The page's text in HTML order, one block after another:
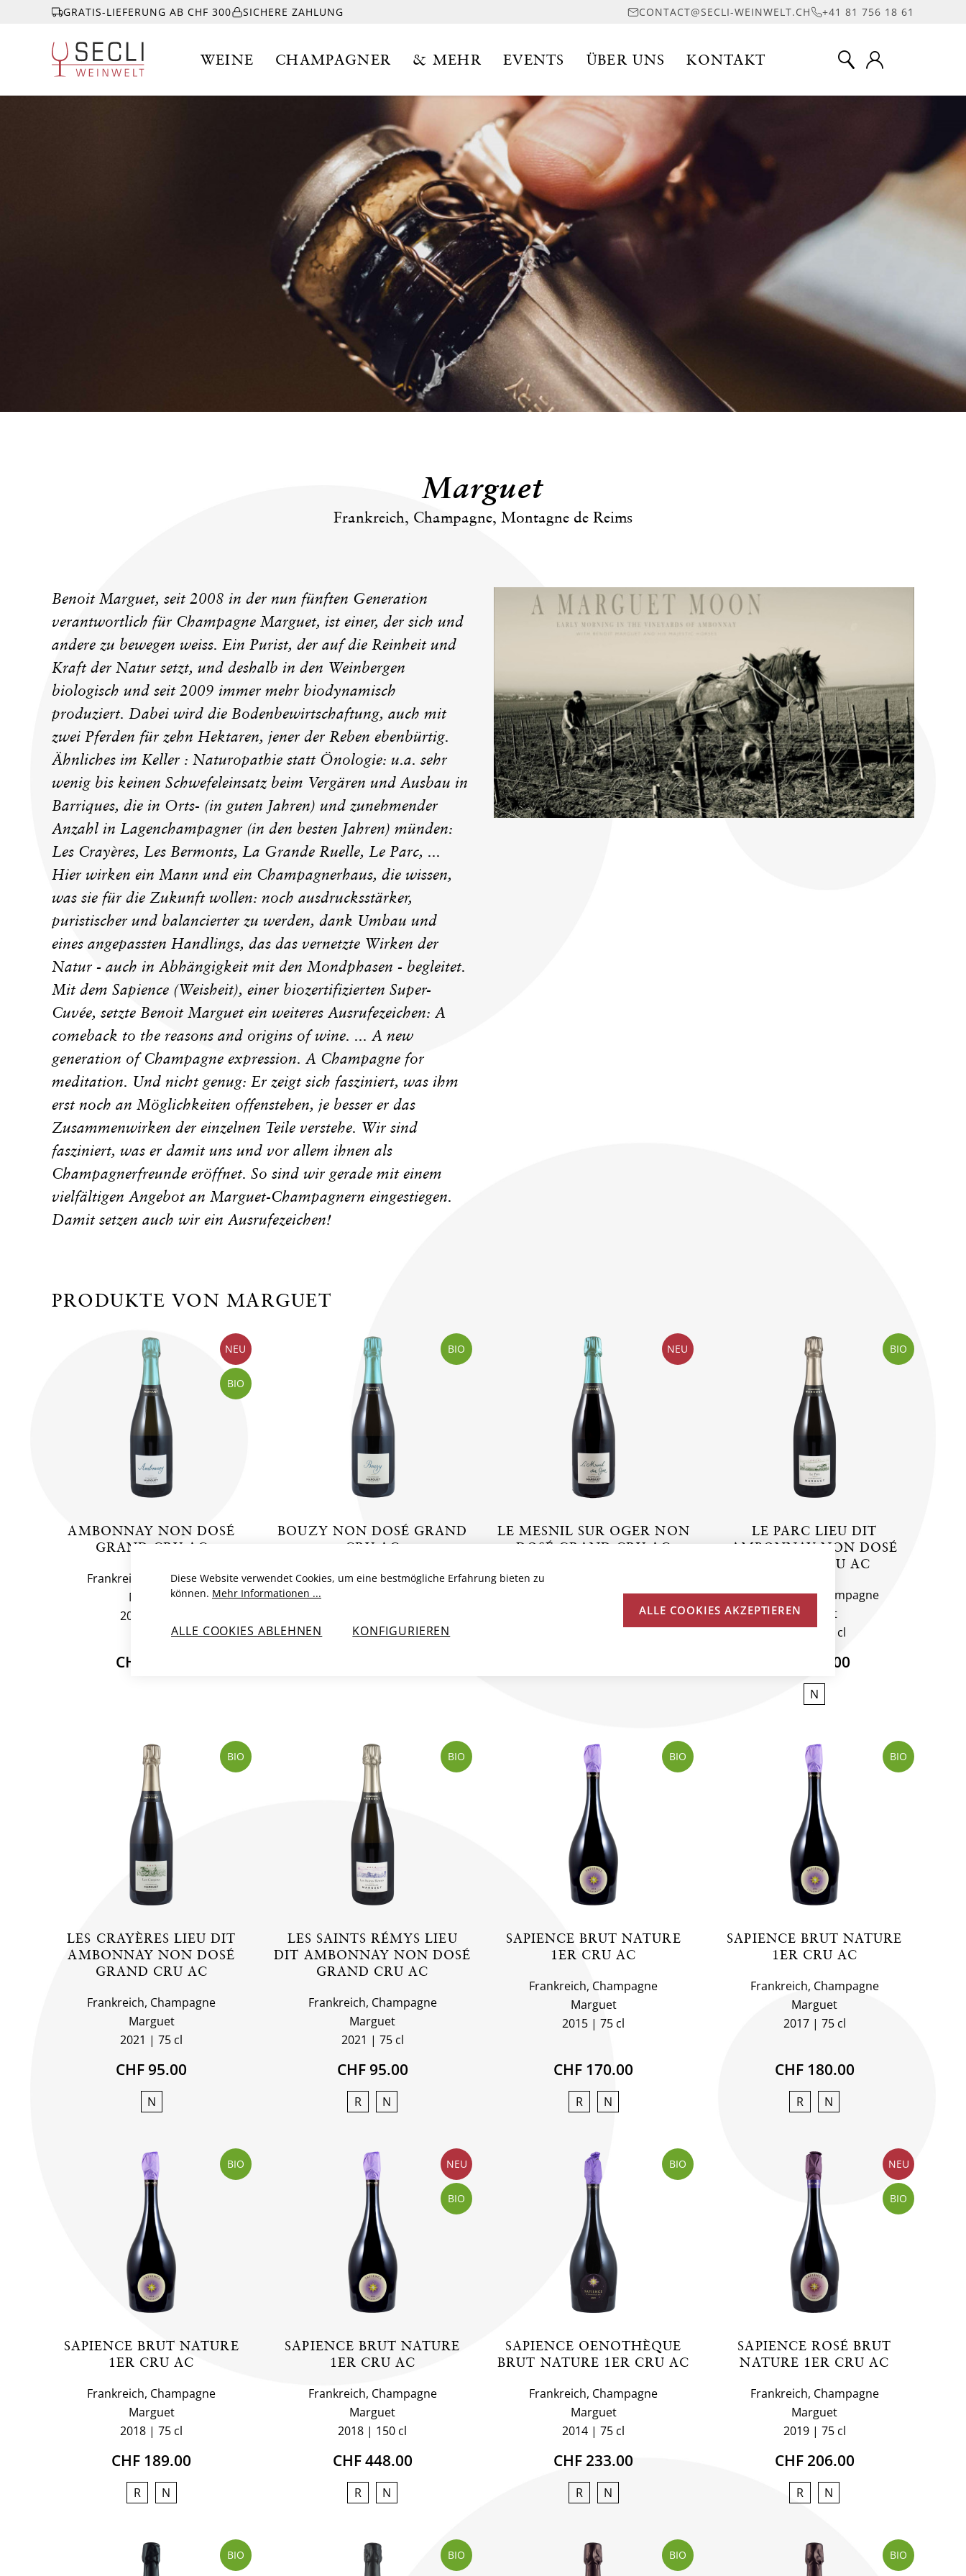
GRATIS-LIEFERUNG AB CHF 300 SICHERE ZAHLUNG CONTACT@SECLI-WEINWELT.CH +41 81 756 18 61
WEINE CHAMPAGNER & MEHR EVENTS ÜBER UNS KONTAKT
Marguet
Frankreich, Champagne, Montagne de Reims
Benoit Marguet, seit 2008 in der nun fünften Generation
verantwortlich für Champagne Marguet, ist einer, der sich und
andere zu bewegen weiss. Ein Purist, der auf die Reinheit und
Kraft der Natur setzt, und deshalb in den Weinbergen
biologisch und seit 2009 immer mehr biodynamisch
produziert. Dabei wird die Bodenbewirtschaftung, auch mit
zwei Pferden für zehn Hektaren, jener der Reben ebenbürtig.
Ähnliches im Keller : Naturopathie statt Önologie: u.a. sehr
wenig bis keinen Schwefeleinsatz beim Vergären und Ausbau in
Barriques, die in Orts- (in guten Jahren) und zunehmender
Anzahl in Lagenchampagner (in den besten Jahren) münden:
Les Crayères, Les Bermonts, La Grande Ruelle, Le Parc, ...
Hier wirken ein Mann und ein Champagnerhaus, die wissen,
was sie für die Zukunft wollen: noch ausdrucksstärker,
puristischer und balancierter zu werden, dank Umbau und
eines angepassten Handlings, das das vernetzte Wirken der
Natur - auch in Abhängigkeit mit den Mondphasen - begleitet.
Mit dem Sapience (Weisheit), einer biozertifizierten Super-
Cuvée, setzte Benoit Marguet ein weiteres Ausrufezeichen: A
comeback to the reasons and origins of wine. ... A new
generation of Champagne expression. A Champagne for
meditation. Und nicht genug: Er zeigt sich fasziniert, was ihm
erst noch an Möglichkeiten offenstehen, je besser er das
Zusammenwirken der einzelnen Teile verstehe. Wir sind
fasziniert, was er damit uns und vor allem ihnen als
Champagnerfreunde eröffnet. So sind wir gerade mit einem
vielfältigen Angebot an Marguet-Champagnern eingestiegen.
Damit setzen auch wir ein Ausrufezeichen!
PRODUKTE VON MARGUET
NEU
BIO
AMBONNAY NON DOSÉ
GRAND CRU AC
Frankreich, Champagne
Marguet
2021
CHF 82.00
BIO
BOUZY NON DOSÉ GRAND
CRU AC
Frankreich, Champagne
NEU
LE MESNIL SUR OGER NON
DOSÉ GRAND CRU AC
Frankreich, Champagne
BIO
LE PARC LIEU DIT
AMBONNAY NON DOSÉ
GRAND CRU AC
Frankreich, Champagne
Marguet
2021
75 cl
CHF 95.00
N
BIO
LES CRAYÈRES LIEU DIT
AMBONNAY NON DOSÉ
GRAND CRU AC
Frankreich, Champagne
Marguet
2021
75 cl
CHF 95.00
N
BIO
LES SAINTS RÉMYS LIEU
DIT AMBONNAY NON DOSÉ
GRAND CRU AC
Frankreich, Champagne
Marguet
2021
75 cl
CHF 95.00
R N
BIO
SAPIENCE BRUT NATURE
1ER CRU AC
Frankreich, Champagne
Marguet
2015
75 cl
CHF 170.00
R N
BIO
SAPIENCE BRUT NATURE
1ER CRU AC
Frankreich, Champagne
Marguet
2017
75 cl
CHF 180.00
R N
BIO
SAPIENCE BRUT NATURE
1ER CRU AC
Frankreich, Champagne
Marguet
2018
75 cl
CHF 189.00
R N
NEU
BIO
SAPIENCE BRUT NATURE
1ER CRU AC
Frankreich, Champagne
Marguet
2018
150 cl
CHF 448.00
R N
BIO
SAPIENCE OENOTHÈQUE
BRUT NATURE 1ER CRU AC
Frankreich, Champagne
Marguet
2014
75 cl
CHF 233.00
R N
NEU
BIO
SAPIENCE ROSÉ BRUT
NATURE 1ER CRU AC
Frankreich, Champagne
Marguet
2019
75 cl
CHF 206.00
R N
BIO BIO BIO BIO
Diese Website verwendet Cookies, um eine bestmögliche Erfahrung bieten zu
können. Mehr Informationen ...
ALLE COOKIES ABLEHNEN KONFIGURIEREN
ALLE COOKIES AKZEPTIEREN